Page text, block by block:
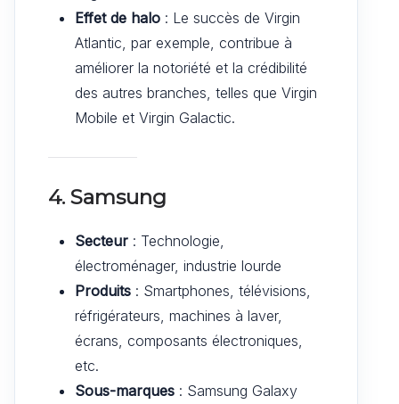
Effet de halo : Le succès de Virgin
Atlantic, par exemple, contribue à
améliorer la notoriété et la crédibilité
des autres branches, telles que Virgin
Mobile et Virgin Galactic.
4. Samsung
Secteur : Technologie,
électroménager, industrie lourde
Produits : Smartphones, télévisions,
réfrigérateurs, machines à laver,
écrans, composants électroniques,
etc.
Sous-marques : Samsung Galaxy